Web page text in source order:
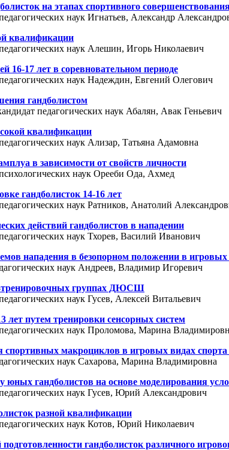
на этапах спортивного
наук Игнатьев, Александр
квалификации
наук Алешин, Игорь Николаевич
16-17 лет в соревновательном периоде
наук Надеждин, Евгений Олегович
гандболистом
педагогических наук Абалян, Авак Геньевич
квалификации
наук Ализар, Татьяна Адамовна
в зависимости от свойств личности
наук Орееби Ода, Ахмед
гандболисток 14-16 лет
наук Ратников, Анатолий
действий гандболистов в нападении
наук Тхорев, Василий Иванович
нападения в безопорном положении в
наук Андреев, Владимир Игоревич
тренировочных группах ДЮСШ
наук Гусев, Алексей Витальевич
лет путем тренировки сенсорных систем
наук Проломова, Марина
макроциклов в игровых видах спорта
наук Сахарова, Марина Владимировна
гандболистов на основе моделирования
наук Гусев, Юрий Александрович
разной квалификации
наук Котов, Юрий Николаевич
гандболисток различного